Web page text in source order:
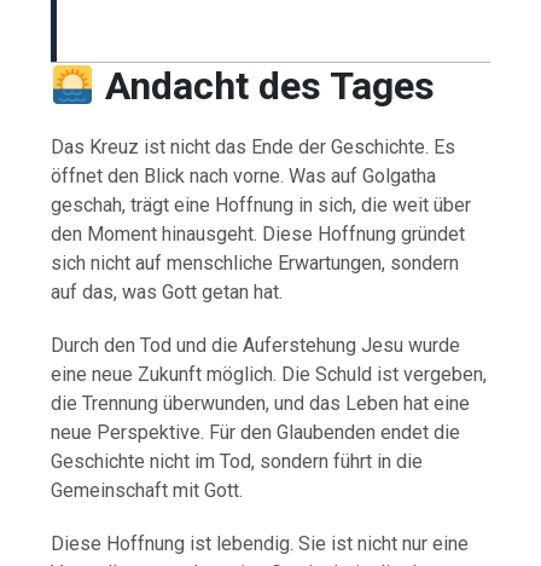
Andacht des Tages
Das Kreuz ist nicht das Ende der Geschichte. Es
öffnet den Blick nach vorne. Was auf Golgatha
geschah, trägt eine Hoffnung in sich, die weit über
den Moment hinausgeht. Diese Hoffnung gründet
sich nicht auf menschliche Erwartungen, sondern
auf das, was Gott getan hat.
Durch den Tod und die Auferstehung Jesu wurde
eine neue Zukunft möglich. Die Schuld ist vergeben,
die Trennung überwunden, und das Leben hat eine
neue Perspektive. Für den Glaubenden endet die
Geschichte nicht im Tod, sondern führt in die
Gemeinschaft mit Gott.
Diese Hoffnung ist lebendig. Sie ist nicht nur eine